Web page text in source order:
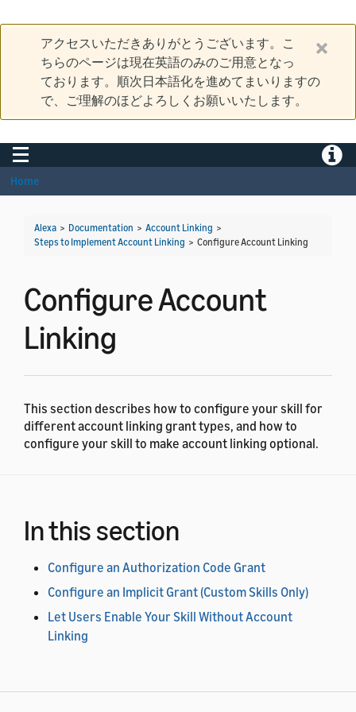
アクセスいただきありがとうございます。こ
ちらのページは現在英語のみのご用意となっ
ております。順次日本語化を進めてまいりますの
で、ご理解のほどよろしくお願いいたします。
Toggle navigation
Home
Alexa > Documentation > Account Linking >
Steps to Implement Account Linking > Configure Account Linking
Configure Account
Linking
This section describes how to configure your skill for
different account linking grant types, and how to
configure your skill to make account linking optional.
In this section
Configure an Authorization Code Grant
Configure an Implicit Grant (Custom Skills Only)
Let Users Enable Your Skill Without Account
Linking